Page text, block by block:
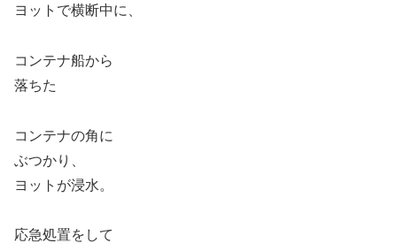
ヨットで横断中に、
コンテナ船から
落ちた
コンテナの角に
ぶつかり、
ヨットが浸水。
応急処置をして